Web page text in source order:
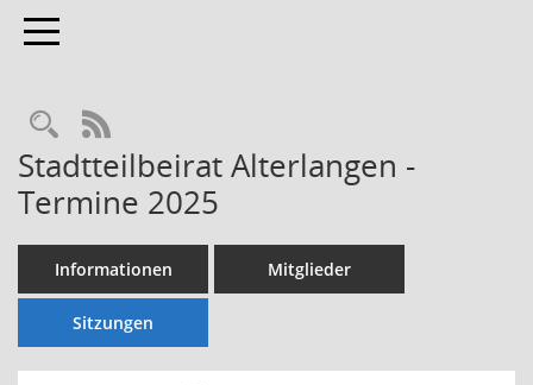
Toggle navigation
Rechercheauswahl
RSS-Feed
Stadtteilbeirat Alterlangen -
Termine 2025
Informationen Mitglieder
Sitzungen